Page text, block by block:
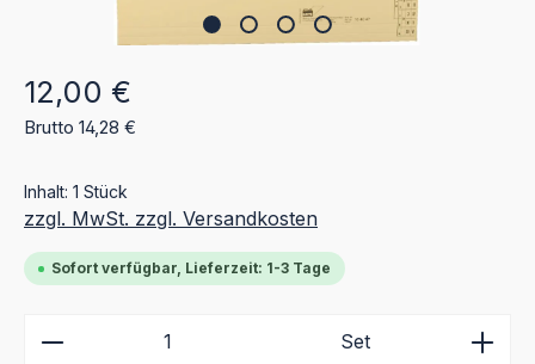
Regulärer Preis:
12,00 €
Brutto 14,28 €
Inhalt: 1 Stück
zzgl. MwSt. zzgl. Versandkosten
Sofort verfügbar, Lieferzeit: 1-3 Tage
Produkt Anzahl: Gib den gewünschten Wert ein
Set